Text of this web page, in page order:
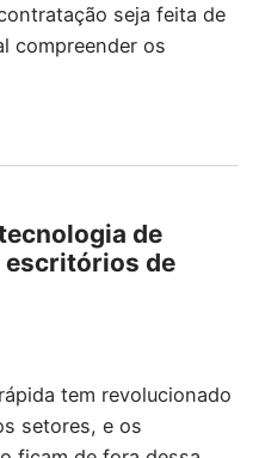
seja feita de
compreender os
de
escritórios de
tem revolucionado
setores, e os